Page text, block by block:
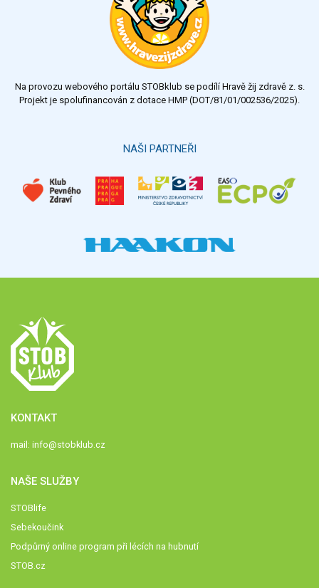
Výsledky Všechny ankety
Na provozu webového portálu STOBklub se podílí Hravě žij zdravě z. s.
Projekt je spolufinancován z dotace HMP (DOT/81/01/002536/2025).
NAŠI PARTNEŘI
KONTAKT
mail: info@stobklub.cz
NAŠE SLUŽBY
STOBlife
Sebekoučink
Podpůrný online program při lécích na hubnutí
STOB.cz